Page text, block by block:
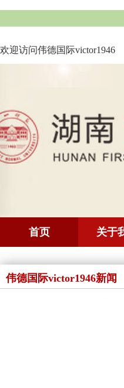
欢迎访问伟德国际victor1946
首页 关于
伟德国际victor1946新闻